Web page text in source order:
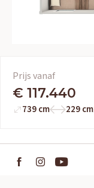
Prijs vanaf
€ 117.440
739 cm 229 cm